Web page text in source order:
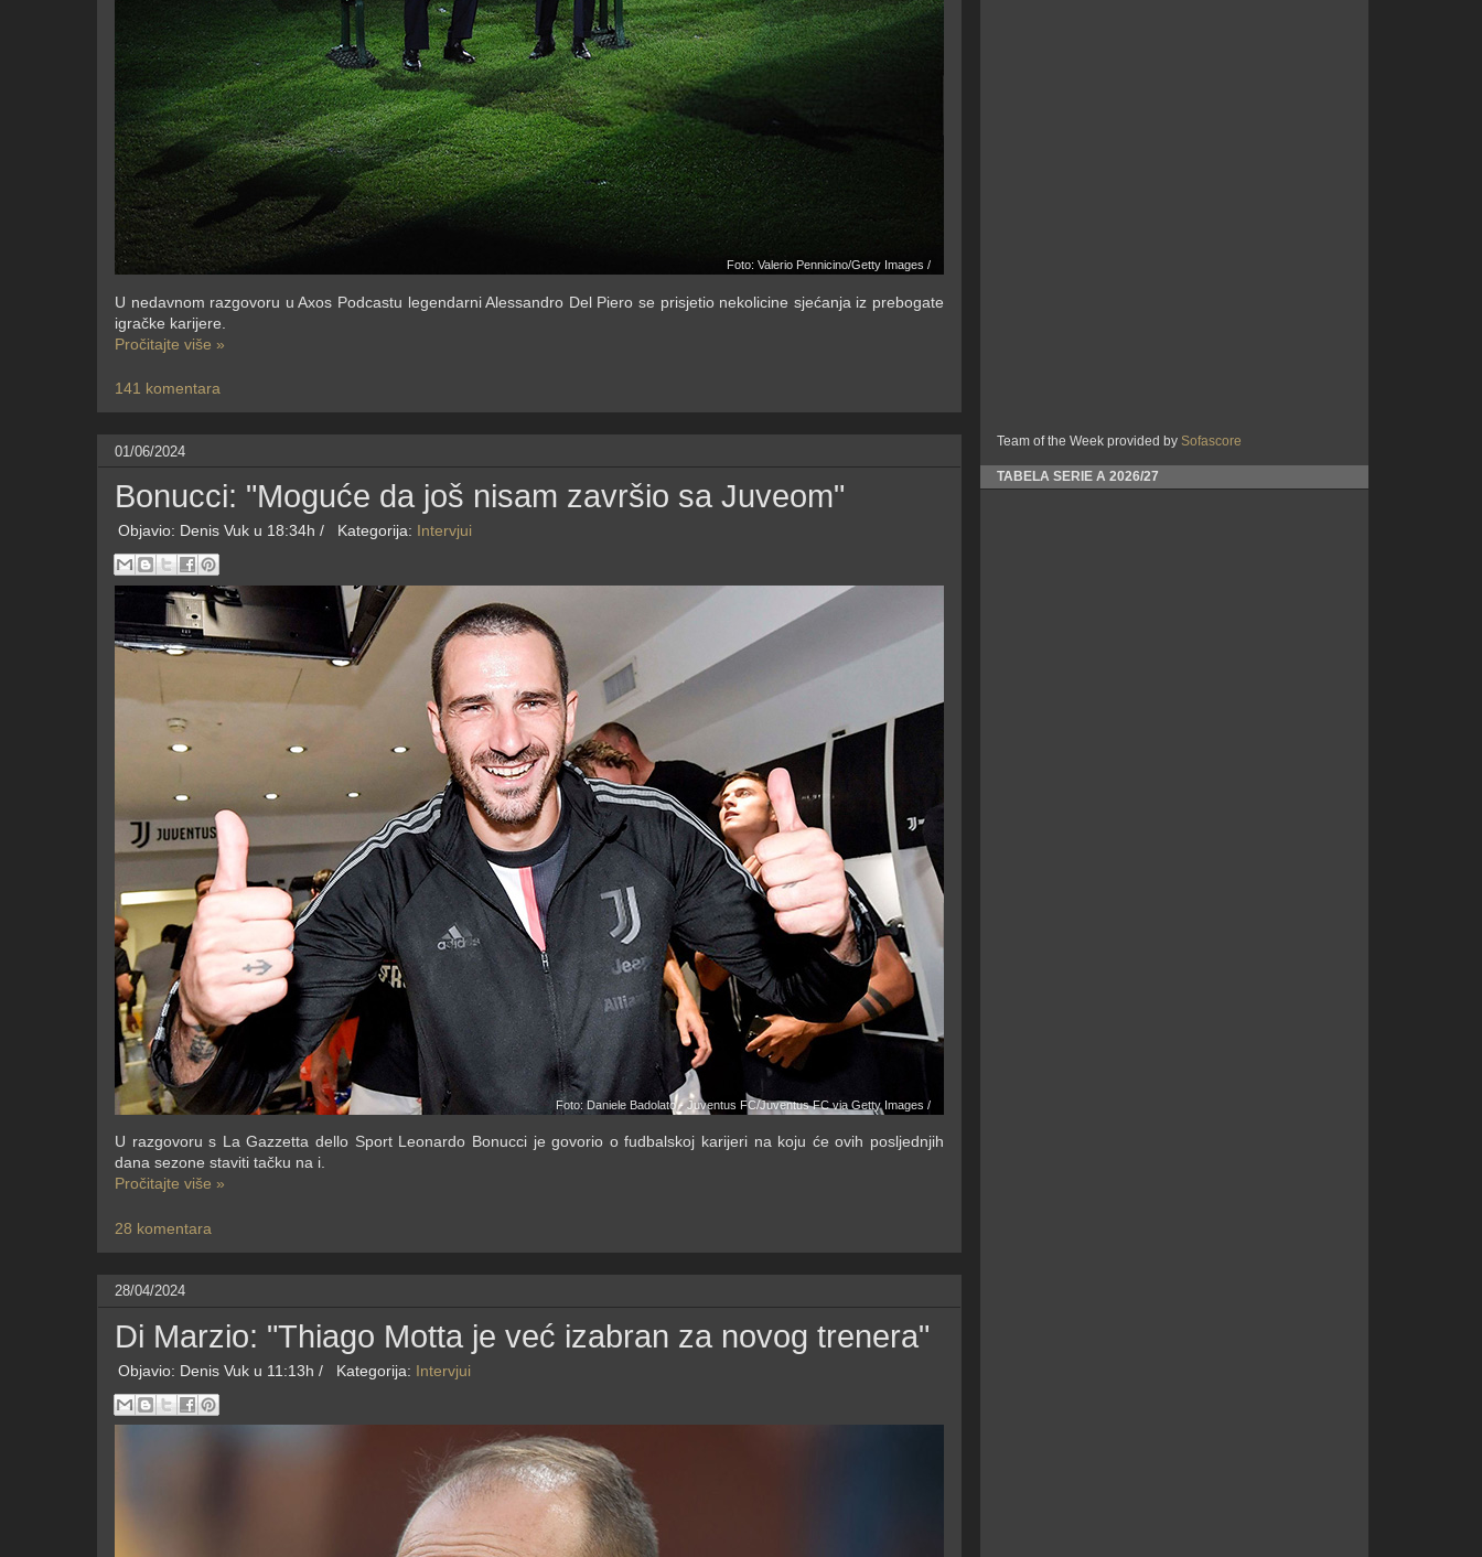
Foto: Valerio Pennicino/Getty Images /
U nedavnom razgovoru u Axos Podcastu legendarni Alessandro Del Piero se prisjetio nekolicine sjećanja iz prebogate
igračke karijere.
Pročitajte više »
141 komentara
01/06/2024
Bonucci: "Moguće da još nisam završio sa Juveom"
Objavio: Denis Vuk u 18:34h / Kategorija: Intervjui
Foto: Daniele Badolato - Juventus FC/Juventus FC via Getty Images /
U razgovoru s La Gazzetta dello Sport Leonardo Bonucci je govorio o fudbalskoj karijeri na koju će ovih posljednjih
dana sezone staviti tačku na i.
Pročitajte više »
28 komentara
28/04/2024
Di Marzio: "Thiago Motta je već izabran za novog trenera"
Objavio: Denis Vuk u 11:13h / Kategorija: Intervjui
Team of the Week provided by Sofascore
TABELA SERIE A 2026/27